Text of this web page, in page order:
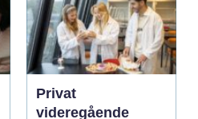
Privat
videregående